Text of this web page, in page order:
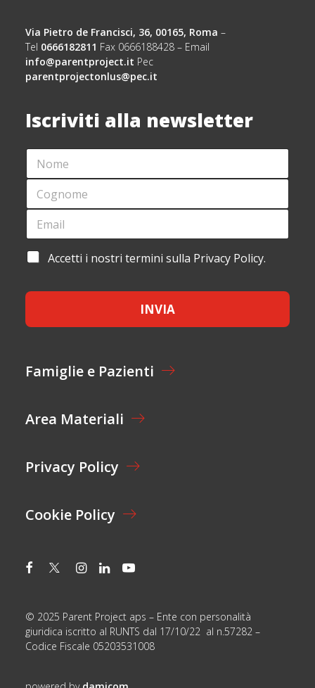
Via Pietro de Francisci, 36, 00165, Roma –
Tel 0666182811 Fax 0666188428 – Email
info@parentproject.it Pec
parentprojectonlus@pec.it
Iscriviti alla newsletter
*
*
N
M
*
C
G
O
E
E
A
I
L
A
E
T
O
*
Accetti i nostri termini sulla Privacy Policy.
INVIA
Famiglie e Pazienti
Area Materiali
Privacy Policy
Cookie Policy
© 2025 Parent Project aps – Ente con personalità
giuridica iscritto al RUNTS dal 17/10/22 al n.57282 –
Codice Fiscale 05203531008